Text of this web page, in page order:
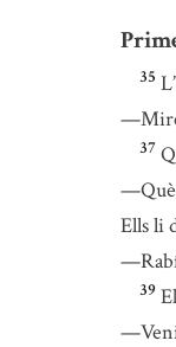
35
37
—Què
Ells li
39